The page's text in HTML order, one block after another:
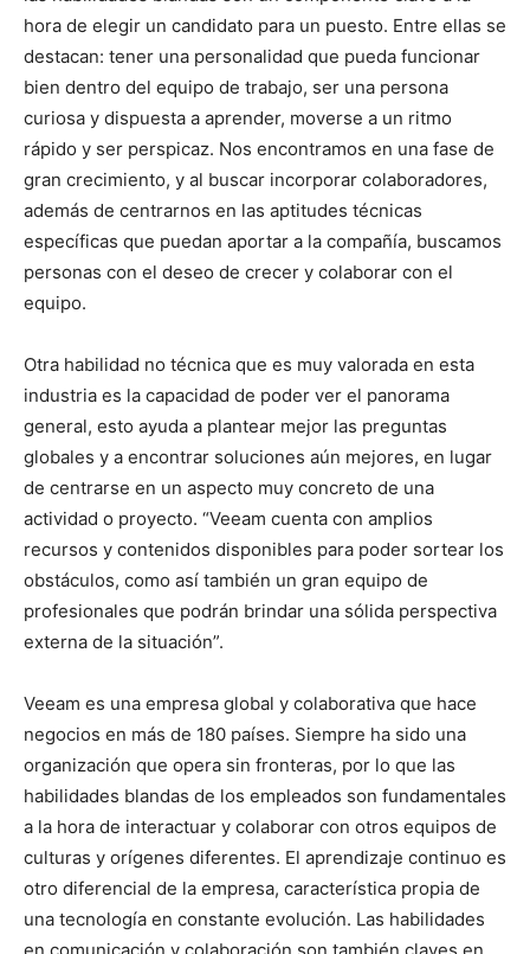
hora de elegir un candidato para un puesto. Entre ellas se
destacan: tener una personalidad que pueda funcionar
bien dentro del equipo de trabajo, ser una persona
curiosa y dispuesta a aprender, moverse a un ritmo
rápido y ser perspicaz. Nos encontramos en una fase de
gran crecimiento, y al buscar incorporar colaboradores,
además de centrarnos en las aptitudes técnicas
específicas que puedan aportar a la compañía, buscamos
personas con el deseo de crecer y colaborar con el
equipo.
Otra habilidad no técnica que es muy valorada en esta
industria es la capacidad de poder ver el panorama
general, esto ayuda a plantear mejor las preguntas
globales y a encontrar soluciones aún mejores, en lugar
de centrarse en un aspecto muy concreto de una
actividad o proyecto. “Veeam cuenta con amplios
recursos y contenidos disponibles para poder sortear los
obstáculos, como así también un gran equipo de
profesionales que podrán brindar una sólida perspectiva
externa de la situación”.
Veeam es una empresa global y colaborativa que hace
negocios en más de 180 países. Siempre ha sido una
organización que opera sin fronteras, por lo que las
habilidades blandas de los empleados son fundamentales
a la hora de interactuar y colaborar con otros equipos de
culturas y orígenes diferentes. El aprendizaje continuo es
otro diferencial de la empresa, característica propia de
una tecnología en constante evolución. Las habilidades